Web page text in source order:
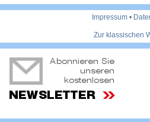
Impressum •
Zur klassischen